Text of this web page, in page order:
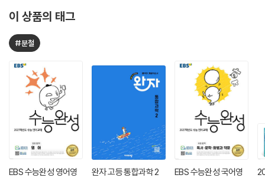
이 상품의 태그
#분철
EBS 수능완성 영어영
완자 고등 통합과학 2
EBS 수능완성 국어영